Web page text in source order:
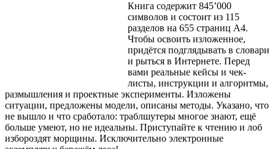
Книга содержит 845’000
символов и состоит из 115
разделов на 655 страниц A4.
Чтобы освоить изложенное,
придётся подглядывать в словари
и рыться в Интернете. Перед
вами реальные кейсы и чек-
листы, инструкции и алгоритмы,
размышления и проектные эксперименты. Изложены
ситуации, предложены модели, описаны методы. Указано, что
не вышло и что сработало: траблшутеры многое знают, ещё
больше умеют, но не идеальны. Приступайте к чтению и лоб
избороздят морщины. Исключительно электронные